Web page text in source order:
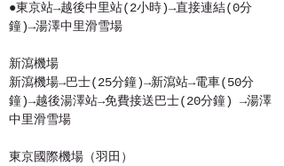
●東京站→越後中里站(2小時)→直接連結(0分
鐘)→湯澤中里滑雪場
新瀉機場
新瀉機場→巴士(25分鐘)→新瀉站→電車(50分
鐘)→越後湯澤站→免費接送巴士(20分鐘) →湯澤
中里滑雪場
東京國際機場（羽田）